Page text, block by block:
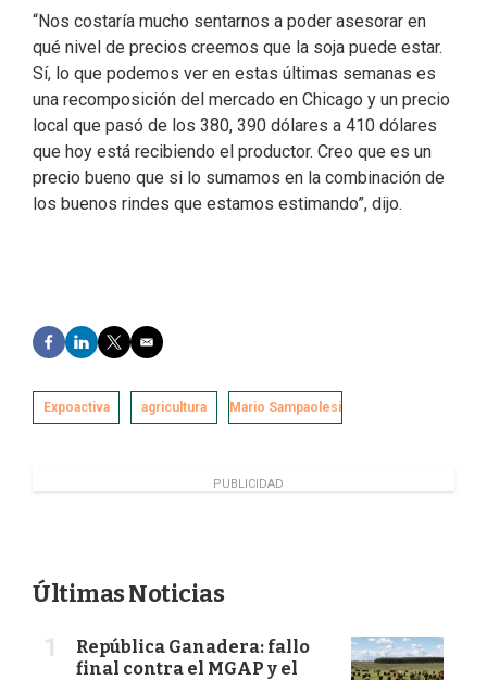
“Nos costaría mucho sentarnos a poder asesorar en
qué nivel de precios creemos que la soja puede estar.
Sí, lo que podemos ver en estas últimas semanas es
una recomposición del mercado en Chicago y un precio
local que pasó de los 380, 390 dólares a 410 dólares
que hoy está recibiendo el productor. Creo que es un
precio bueno que si lo sumamos en la combinación de
los buenos rindes que estamos estimando”, dijo.
F
a
e
b
k
L
i
k
e
n
T
w
t
E
m
i
l
Expoactiva agricultura Mario Sampaolesi
PUBLICIDAD
Últimas Noticias
República Ganadera: fallo
final contra el MGAP y el